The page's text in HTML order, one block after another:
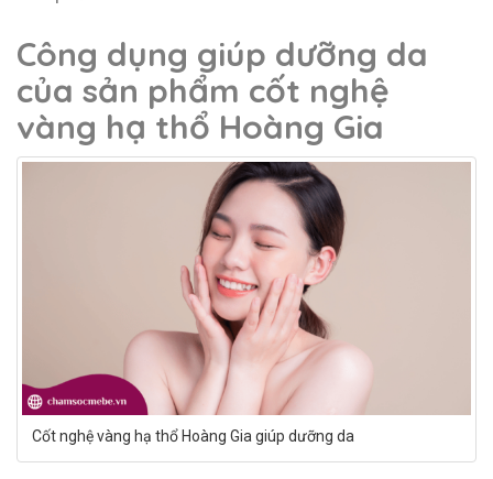
Công dụng giúp dưỡng da
của sản phẩm cốt nghệ
vàng hạ thổ Hoàng Gia
Cốt nghệ vàng hạ thổ Hoàng Gia giúp dưỡng da